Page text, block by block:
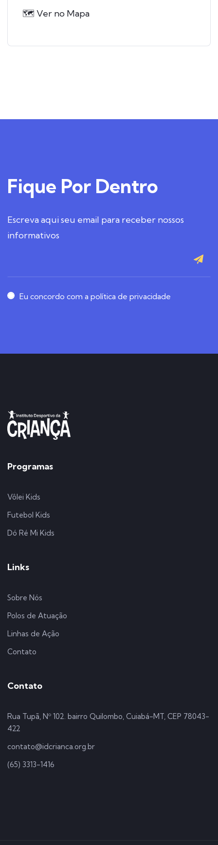
🗺️ Ver no Mapa
Fique Por Dentro
Escreva aqui seu email para receber nossos
informativos
Eu concordo com a política de privacidade
Programas
Vôlei Kids
Futebol Kids
Dó Ré Mi Kids
Links
Sobre Nós
Polos de Atuação
Linhas de Ação
Contato
Contato
Rua Tupã, Nº 102. bairro Quilombo, Cuiabá-MT, CEP 78043-
422
contato@idcrianca.org.br
(65) 3313-1416